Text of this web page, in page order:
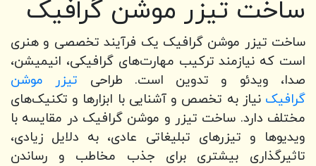
ساخت تیزر موشن گرافیک
ساخت تیزر موشن گرافیک یک فرآیند تخصصی و هنری
است که نیازمند ترکیب مهارت‌های گرافیکی، انیمیشن،
صدا، ویدئو و تدوین است. طراحی تیزر موشن
گرافیک نیاز به تخصص و آشنایی با ابزارها و تکنیک‌های
مختلف دارد. ساخت تیزر و موشن گرافیک در مقایسه با
ویدیوها و تیزرهای تبلیغاتی عادی، به دلایل زیادی،
تاثیرگذاری بیشتری برای جذب مخاطب و رساندن